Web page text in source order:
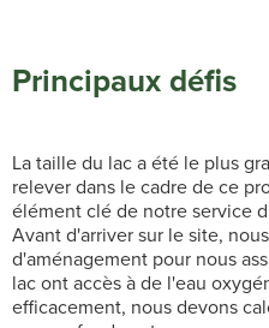
Principaux défis
La taille du lac a été le plus
relever dans le cadre de ce
élément clé de notre service
Avant d'arriver sur le site,
d'aménagement pour nous
lac ont accès à de l'eau
efficacement, nous devons